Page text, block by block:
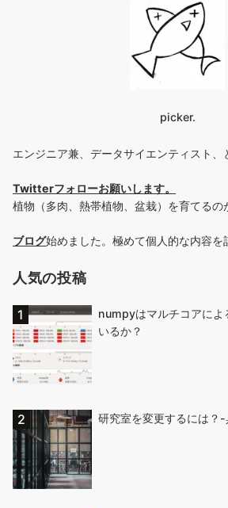
picker.
エンジニア兼、データサイエンティスト、
Twitterフォローお願いします。
植物（多肉、熱帯植物、盆栽）を育てるの
ブログ始めました。極めて個人的な内容を
人気の投稿
numpyはマルチコアによ
いるか？
研究室を変更するには？